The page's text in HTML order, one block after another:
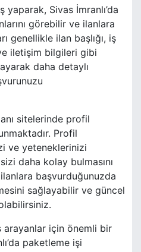
Sivas İmranlı’da
görebilir ve ilanlara
genellikle ilan başlığı, iş
iletişim bilgileri gibi
daha detaylı
sitelerinde profil
Profil
ve yeteneklerinizi
daha kolay bulmasını
başvurduğunuzda
sağlayabilir ve güncel
arayanlar için önemli bir
paketleme işi